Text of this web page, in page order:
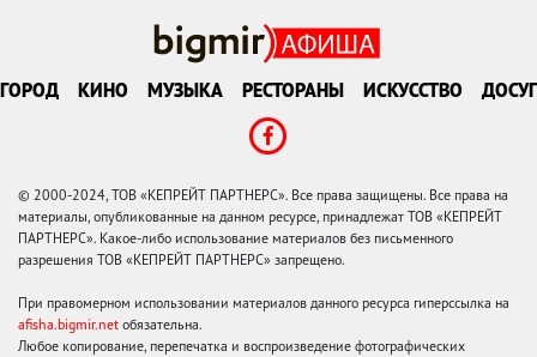
ГОРОД КИНО МУЗЫКА РЕСТОРАНЫ ИСКУССТВО ДОСУГ
© 2000-2024, ТОВ «КЕПРЕЙТ ПАРТНЕРС». Все права защищены. Все права на
материалы, опубликованные на данном ресурсе, принадлежат ТОВ «КЕПРЕЙТ
ПАРТНЕРС». Какое-либо использование материалов без письменного
разрешения ТОВ «КЕПРЕЙТ ПАРТНЕРС» запрещено.
При правомерном использовании материалов данного ресурса гиперссылка на
afisha.bigmir.net обязательна.
Любое копирование, перепечатка и воспроизведение фотографических